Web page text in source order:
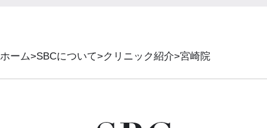
ホーム SBCについて クリニック紹介 宮崎院